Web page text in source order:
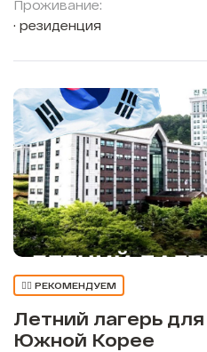
Проживание:
резиденция
👍🏼 РЕКОМЕНДУЕМ
Летний лагерь
Южной Корее